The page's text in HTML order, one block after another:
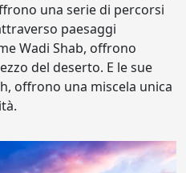
una serie di percorsi
paesaggi
Wadi Shab, offrono
del deserto. E le sue
offrono una miscela unica